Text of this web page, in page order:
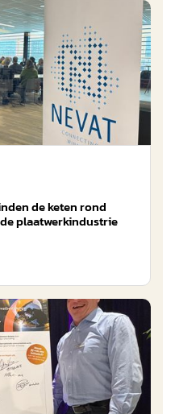
de keten rond
plaatwerkindustrie